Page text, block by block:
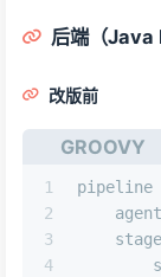
后端（Java
改版前
GROOVY
1
2
3
4
pipeline